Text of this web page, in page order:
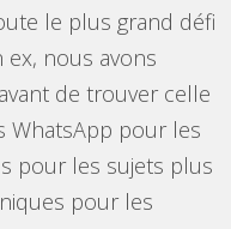
le plus grand défi
ex, nous avons
de trouver celle
WhatsApp pour les
pour les sujets plus
pour les